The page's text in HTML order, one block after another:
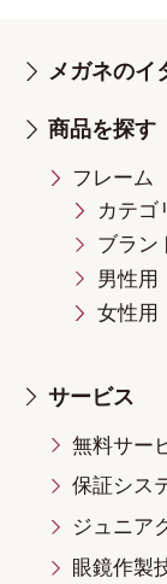
メガネのイ
商品を探す
フレーム
カテゴ
ブラン
男性用
女性用
サービス
無料サー
保証シス
ジュニア
眼鏡作製